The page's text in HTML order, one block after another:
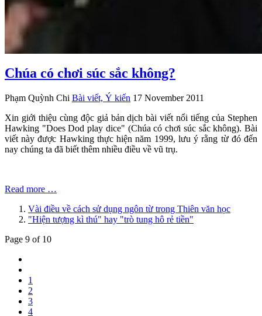
Chúa có chơi súc sắc không?
Phạm Quỳnh Chi Bài viết, Ý kiến 17 November 2011
Xin giới thiệu cùng độc giả bản dịch bài viết nổi tiếng của Stephen
Hawking "Does Dod play dice" (Chúa có chơi súc sắc không). Bài
viết này được Hawking thực hiện năm 1999, lưu ý rằng từ đó đến
nay chúng ta đã biết thêm nhiều điều về vũ trụ.
Read more …
Vài điều về cách sử dụng ngôn từ trong Thiên văn học
"Hiện tượng kì thú" hay "trò tung hô rẻ tiền"
Page 9 of 10
1
2
3
4